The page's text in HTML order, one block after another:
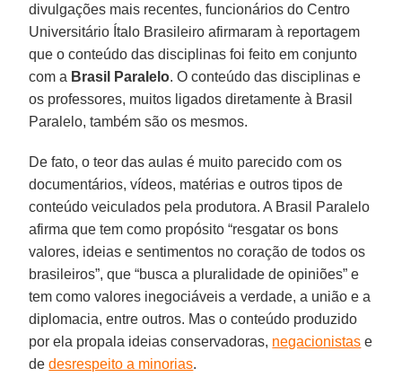
divulgações mais recentes, funcionários do Centro
Universitário Ítalo Brasileiro afirmaram à reportagem
que o conteúdo das disciplinas foi feito em conjunto
com a Brasil Paralelo. O conteúdo das disciplinas e
os professores, muitos ligados diretamente à Brasil
Paralelo, também são os mesmos.
De fato, o teor das aulas é muito parecido com os
documentários, vídeos, matérias e outros tipos de
conteúdo veiculados pela produtora. A Brasil Paralelo
afirma que tem como propósito “resgatar os bons
valores, ideias e sentimentos no coração de todos os
brasileiros”, que “busca a pluralidade de opiniões” e
tem como valores inegociáveis a verdade, a união e a
diplomacia, entre outros. Mas o conteúdo produzido
por ela propala ideias conservadoras, negacionistas e
dedesrespeito a minorias.